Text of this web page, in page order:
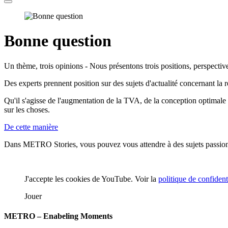
Bonne question
Un thème, trois opinions - Nous présentons trois positions,
Des experts prennent position sur des sujets d'actualité concernant
Qu'il s'agisse de l'augmentation de la TVA, de la conception
sur les choses.
De cette manière
Dans METRO Stories, vous pouvez vous attendre à des sujets
J'accepte les cookies de YouTube. Voir la politique de
Jouer
METRO – Enabeling Moments